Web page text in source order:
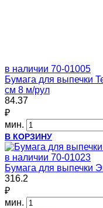
в наличии 70-01005
Бумага для выпечки
см 8 м/рул
84.37
₽
мин.
В КОРЗИНУ
в наличии 70-01023
Бумага для выпечки
316.2
₽
мин.